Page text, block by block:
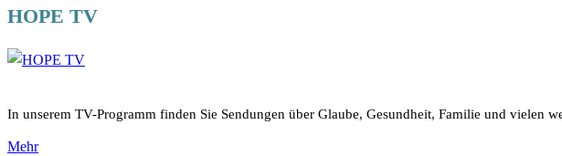
HOPE TV
In unserem TV-Programm finden Sie Sendungen über Glaube, Gesundheit, Familie und vielen
Mehr